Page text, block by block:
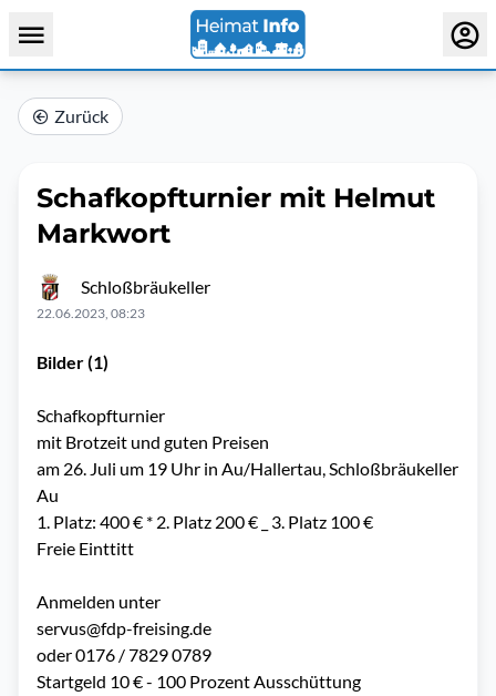
Zurück
Schafkopfturnier mit Helmut
Markwort
Schloßbräukeller
22.06.2023, 08:23
Bilder (1)
Schafkopfturnier
mit Brotzeit und guten Preisen
am 26. Juli um 19 Uhr in Au/Hallertau, Schloßbräukeller
Au
1. Platz: 400 € * 2. Platz 200 € _ 3. Platz 100 €
Freie Einttitt
Anmelden unter
servus@fdp-freising.de
oder 0176 / 7829 0789
Startgeld 10 € - 100 Prozent Ausschüttung